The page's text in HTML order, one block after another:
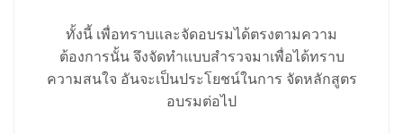
ทั้งนี้ เพื่อทราบและจัดอบรมได้ตรงตามความ
ต้องการนั้น จึงจัดทำแบบสำรวจมาเพื่อได้ทราบ
ความสนใจ อันจะเป็นประโยชน์ในการ จัดหลักสูตร
อบรมต่อไป